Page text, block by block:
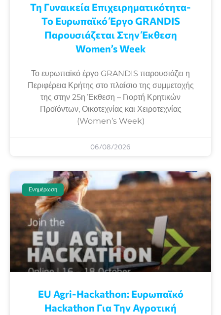
Τη Γυναικεία Επιχειρηματικότητα-
Το Ευρωπαϊκό Έργο GRANDIS
Παρουσιάζεται Στην Έκθεση
Women’s Week
Το ευρωπαϊκό έργο GRANDIS παρουσιάζει η
Περιφέρεια Κρήτης στο πλαίσιο της συμμετοχής
της στην 25η Έκθεση – Γιορτή Κρητικών
Προϊόντων, Οικοτεχνίας και Χειροτεχνίας
(Women’s Week)
06/08/2026
Ενημέρωση
EU Agri-Hackathon: Eυρωπαϊκό
Ηackathon Για Την Αγροτική